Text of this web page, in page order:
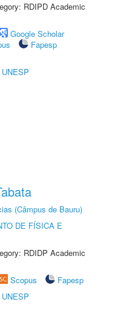
RDIPD Academic
Google Scholar
Fapesp
(Câmpus de Bauru)
DE FÍSICA E
RDIDP Academic
Scopus
Fapesp